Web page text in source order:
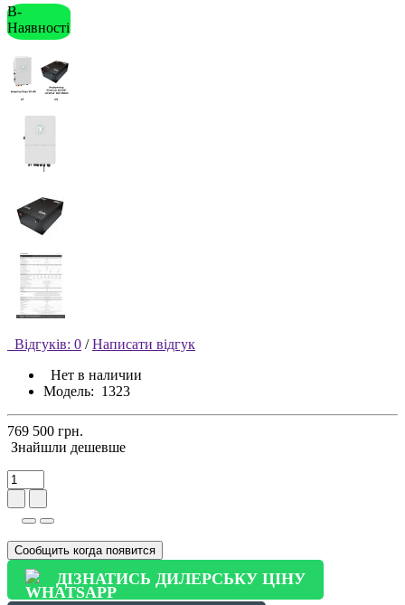
В-
Наявності
Відгуків: 0 / Написати відгук
Нет в наличии
Модель: 1323
769 500 грн.
Знайшли дешевше
Сообщить когда появится
ДІЗНАТИСЬ ДИЛЕРСЬКУ ЦІНУ